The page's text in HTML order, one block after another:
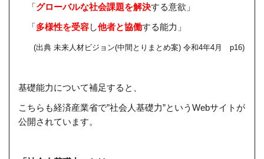
「グローバルな社会課題を解決する意欲」
「多様性を受容し他者と協働する能力」
(出典 未来人材ビジョン(中間とりまとめ案) 令和4年4月 p16)
基礎能力について補足すると、
こちらも経済産業省で”社会人基礎力”というWebサイトが
公開されています。